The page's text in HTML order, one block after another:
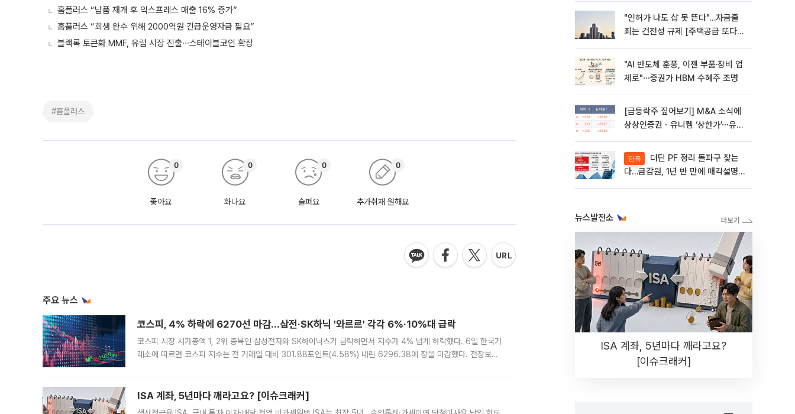
홈플러스 “납품 재개 후 익스프레스 매출 16% 증가”
홈플러스 “회생 완수 위해 2000억원 긴급운영자금 필요”
블랙록 토큰화 MMF, 유럽 시장 진출∙∙∙스테이블코인 확장
#홈플러스
좋아요
0
화나요
0
슬퍼요
0
추가취재 원해요
0
주요 뉴스
코스피, 4% 하락에 6270선 마감…삼전·SK하닉 '와르르' 각각 6%·10%대 급락
코스피 시장 시가총액 1, 2위 종목인 삼성전자와 SK하이닉스가 급락하면서 지수가 4% 넘게 하락했다. 6일 한국거
래소에 따르면 코스피 지수는 전 거래일 대비 301.88포인트(4.58%) 내린 6296.38에 장을 마감했다. 전장보다
ISA 계좌, 5년마다 깨라고요? [이슈크래커]
"인허가 나도 삽 못 뜬다"…자금줄
죄는 건전성 규제 [주택공급 또다른
"AI 반도체 훈풍, 이젠 부품·장비 업
체로"⋯증권가 HBM 수혜주 조명
[급등락주 짚어보기] M&A 소식에
상상인증권ㆍ유니켐 ‘상한가’⋯유증
단독
다…금감원, 1년 반 만에 매각설명회
뉴스발전소
ISA 계좌, 5년마다 깨라고요?
[이슈크래커]